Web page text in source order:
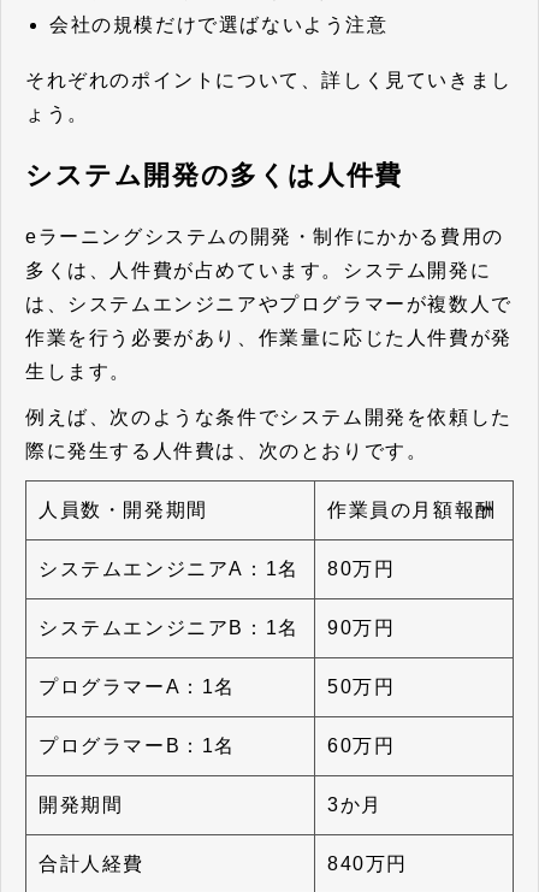
会社の規模だけで選ばないよう注意
それぞれのポイントについて、詳しく見ていきまし
ょう。
システム開発の多くは人件費
eラーニングシステムの開発・制作にかかる費用の
多くは、人件費が占めています。システム開発に
は、システムエンジニアやプログラマーが複数人で
作業を行う必要があり、作業量に応じた人件費が発
生します。
例えば、次のような条件でシステム開発を依頼した
際に発生する人件費は、次のとおりです。
人員数・開発期間 作業員の月額報酬
システムエンジニアA：1名 80万円
システムエンジニアB：1名 90万円
プログラマーA：1名 50万円
プログラマーB：1名 60万円
開発期間 3か月
合計人経費 840万円